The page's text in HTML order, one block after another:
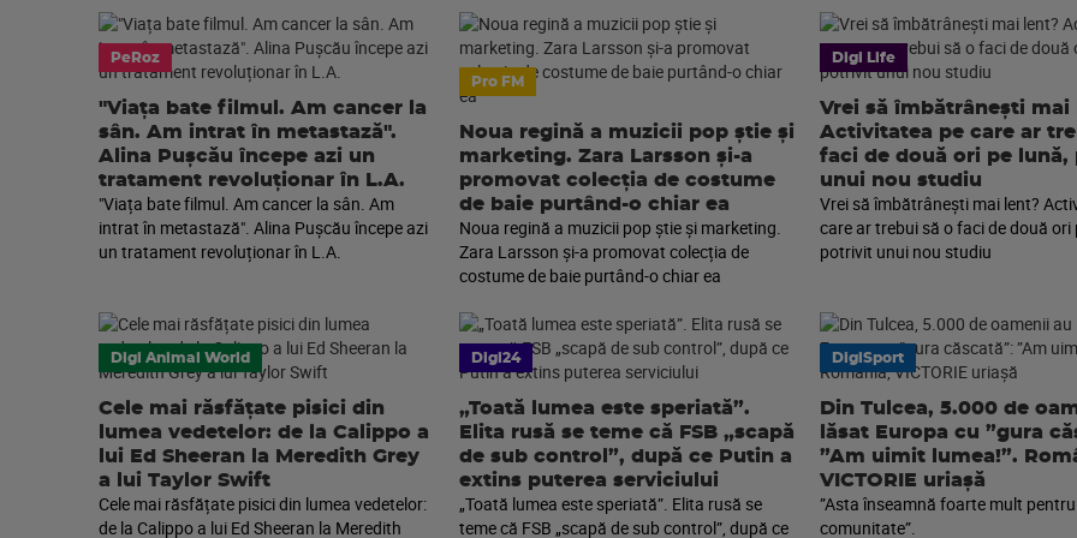
PeRoz
"Viața bate filmul. Am cancer la
sân. Am intrat în metastază".
Alina Pușcău începe azi un
tratament revoluționar în L.A.
"Viața bate filmul. Am cancer la sân. Am
intrat în metastază". Alina Pușcău începe azi
un tratament revoluționar în L.A.
Pro FM
Noua regină a muzicii pop știe și
marketing. Zara Larsson și-a
promovat colecția de costume
de baie purtând-o chiar ea
Noua regină a muzicii pop știe și marketing.
Zara Larsson și-a promovat colecția de
costume de baie purtând-o chiar ea
Digi Life
Vrei să îmbătrânești mai
Activitatea pe care ar
faci de două ori pe
unui nou studiu
Vrei să îmbătrânești mai lent?
care ar trebui să o faci de două ori
potrivit unui nou studiu
Digi Animal World
Cele mai răsfățate pisici din
lumea vedetelor: de la Calippo a
lui Ed Sheeran la Meredith Grey
a lui Taylor Swift
Cele mai răsfățate pisici din lumea vedetelor:
de la Calippo a lui Ed Sheeran la Meredith
Digi24
„Toată lumea este speriată”.
Elita rusă se teme că FSB „scapă
de sub control”, după ce Putin a
extins puterea serviciului
„Toată lumea este speriată”. Elita rusă se
teme că FSB „scapă de sub control”, după ce
DigiSport
Din Tulcea, 5.000 de
lăsat Europa cu ”gura
”Am uimit lumea!”.
VICTORIE uriașă
”Asta înseamnă foarte mult pentru
comunitate”.